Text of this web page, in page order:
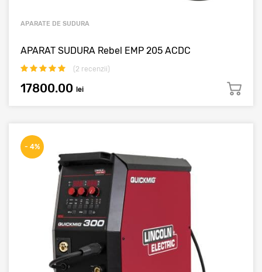
APARATE DE SUDURA
APARAT SUDURA Rebel EMP 205 ACDC
(2 recenzii)
17800.00 lei
- 4%